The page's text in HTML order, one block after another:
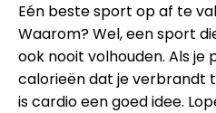
Eén beste sport op af te
Waarom? Wel, een sport
ook nooit volhouden. Als
calorieën dat je verbrandt
is cardio een goed idee.